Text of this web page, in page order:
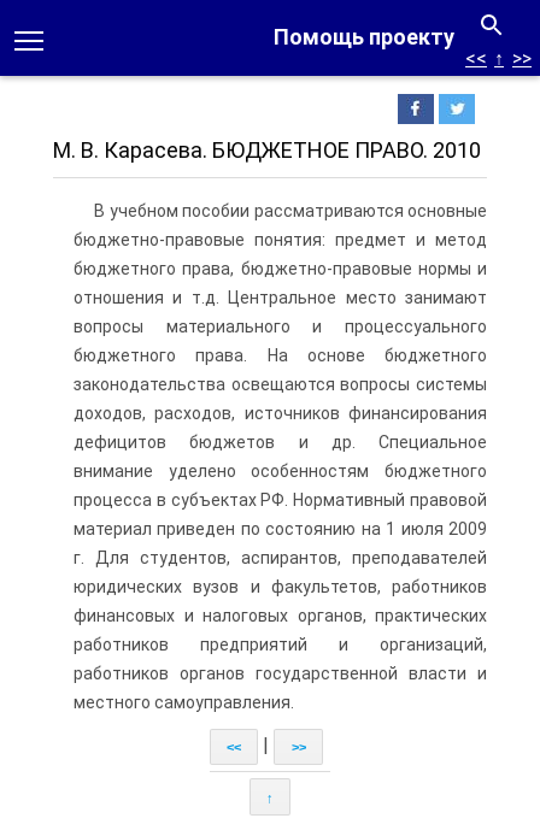
Помощь проекту
<< ↑ >>
М. В. Карасева. БЮДЖЕТНОЕ ПРАВО. 2010
В учебном пособии рассматриваются основные
бюджетно-правовые понятия: предмет и метод
бюджетного права, бюджетно-правовые нормы и
отношения и т.д. Центральное место занимают
вопросы материального и процессуального
бюджетного права. На основе бюджетного
законодательства освещаются вопросы системы
доходов, расходов, источников финансирования
дефицитов бюджетов и др. Специальное
внимание уделено особенностям бюджетного
процесса в субъектах РФ. Нормативный правовой
материал приведен по состоянию на 1 июля 2009
г. Для студентов, аспирантов, преподавателей
юридических вузов и факультетов, работников
финансовых и налоговых органов, практических
работников предприятий и организаций,
работников органов государственной власти и
местного самоуправления.
<< >>
↑